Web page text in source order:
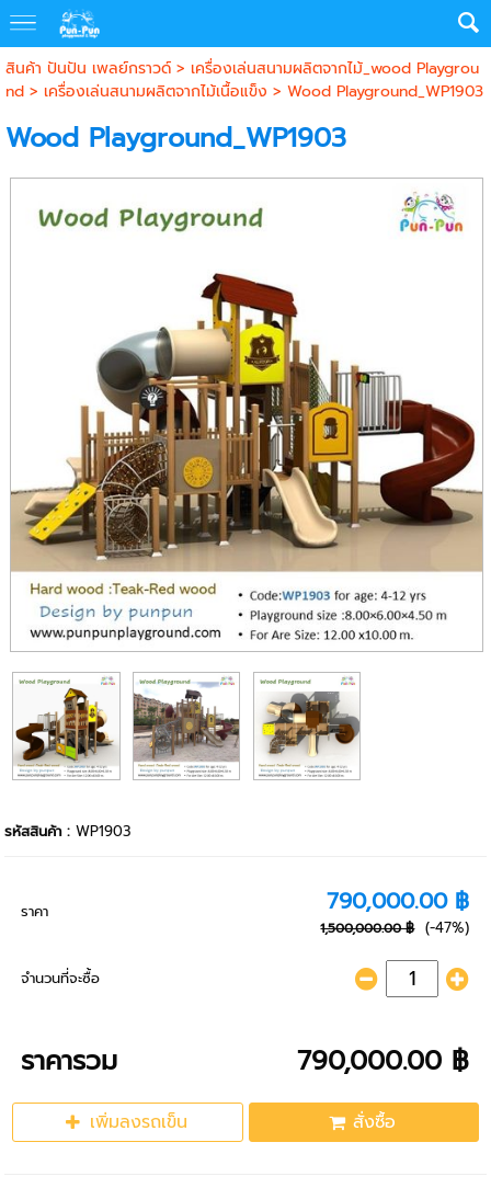
สินค้า ปันปัน เพลย์กราวด์> เครื่องเล่นสนามผลิตจากไม้_wood Playgrou
nd> เครื่องเล่นสนามผลิตจากไม้เนื้อแข็ง > Wood Playground_WP1903
Wood Playground_WP1903
รหัสสินค้า :WP1903
ราคา 790,000.00 ฿
1,500,000.00 ฿ (-47%)
จำนวนที่จะซื้อ
ราคารวม 790,000.00 ฿
เพิ่มลงรถเข็น สั่งซื้อ